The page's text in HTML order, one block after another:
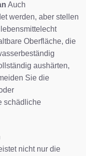
Auch
werden, aber stellen
Oberfläche, die
aushärten,
Sie die
schädliche
nicht nur die